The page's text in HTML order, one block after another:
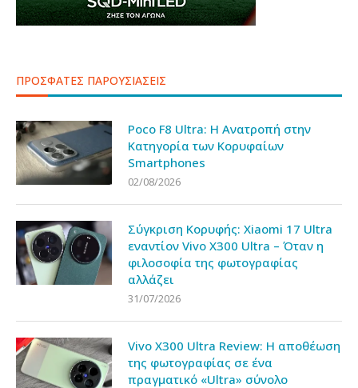
ΠΡΟΣΦΑΤΕΣ ΠΑΡΟΥΣΙΑΣΕΙΣ
Poco F8 Ultra: Η Ανατροπή στην
Κατηγορία των Κορυφαίων
Smartphones
02/08/2026
Σύγκριση Κορυφής: Xiaomi 17 Ultra
εναντίον Vivo X300 Ultra – Όταν η
φιλοσοφία της φωτογραφίας
αλλάζει
31/07/2026
Vivo X300 Ultra Review: Η αποθέωση
της φωτογραφίας σε ένα
πραγματικό «Ultra» σύνολο